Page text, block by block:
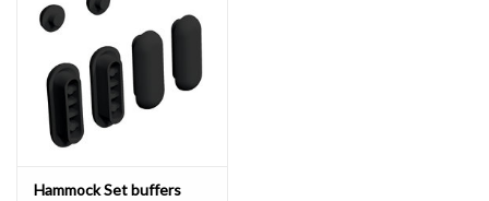
Hammock Set buffers